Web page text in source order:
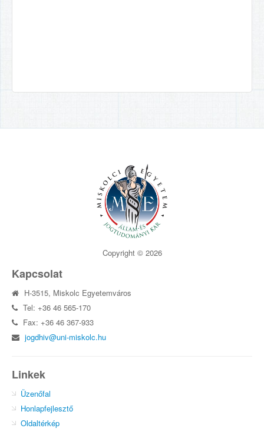
Copyright © 2026
Kapcsolat
H-3515, Miskolc Egyetemváros
Tel: +36 46 565-170
Fax: +36 46 367-933
jogdhiv@uni-miskolc.hu
Linkek
Üzenőfal
Honlapfejlesztő
Oldaltérkép